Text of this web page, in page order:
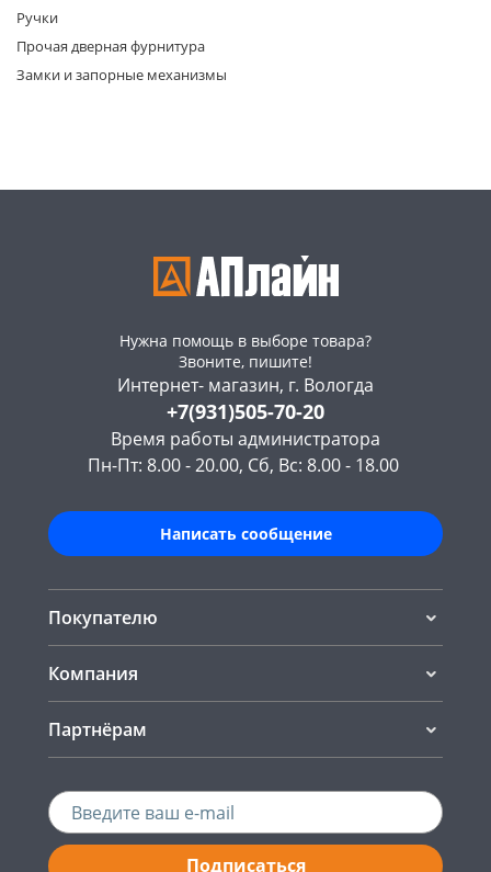
Ручки
Прочая дверная фурнитура
Замки и запорные механизмы
Нужна помощь в выборе товара?
Звоните, пишите!
Интернет- магазин, г. Вологда
+7(931)505-70-20
Время работы администратора
Пн-Пт: 8.00 - 20.00, Сб, Вс: 8.00 - 18.00
Написать сообщение
Покупателю
Компания
Партнёрам
Подписаться